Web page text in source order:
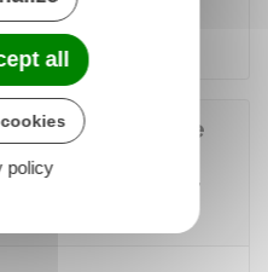
.
on demander le
la prime de
pas versée sur
all
policy